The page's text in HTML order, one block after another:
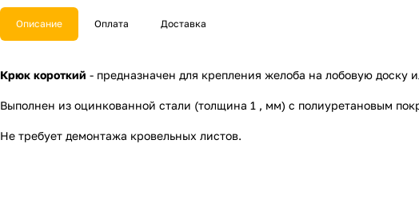
Описание Оплата Доставка
Крюк короткий - предназначен для крепления желоба на лобовую доску
Выполнен из оцинкованной стали (толщина 1 , мм) с полиуретановым
Не требует демонтажа кровельных листов.